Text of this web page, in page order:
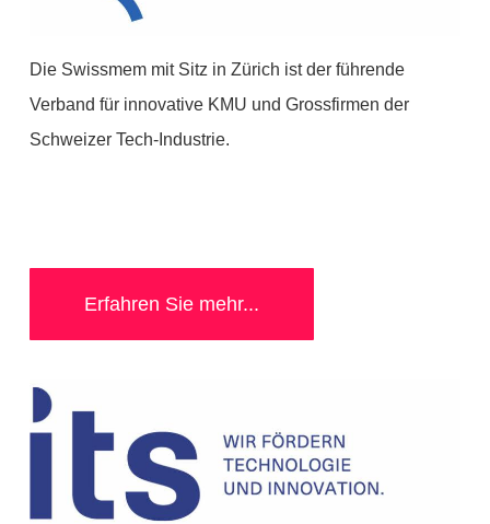
Die Swissmem mit Sitz in Zürich ist der führende
Verband für innovative KMU und Grossfirmen der
Schweizer Tech-Industrie.
Erfahren Sie mehr...